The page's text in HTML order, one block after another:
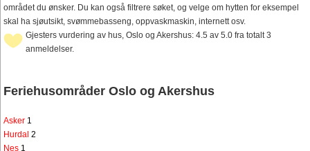
området du ønsker. Du kan også filtrere søket, og velge om hytten for eksempel
skal ha sjøutsikt, svømmebasseng, oppvaskmaskin, internett osv.
Gjesters vurdering av hus, Oslo og Akershus: 4.5 av 5.0 fra totalt 3
anmeldelser.
Feriehusområder Oslo og Akershus
Asker 1
Hurdal 2
Nes 1